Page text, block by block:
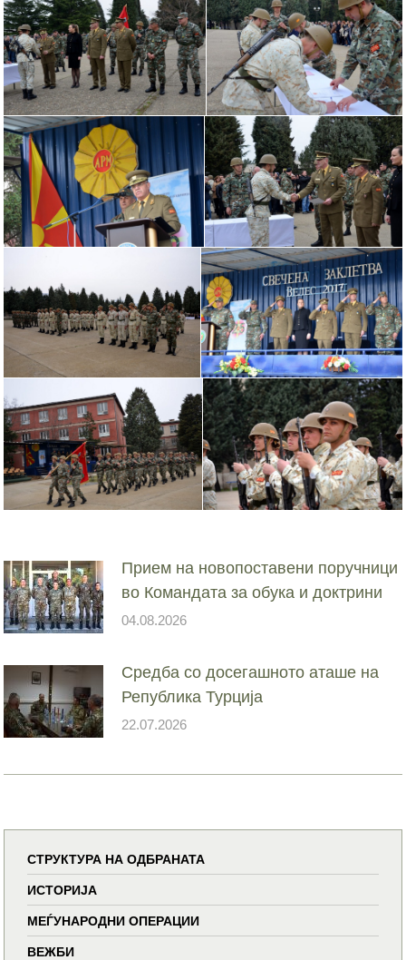
Прием на новопоставени поручници
во Командата за обука и доктрини
04.08.2026
Средба со досегашното аташе на
Република Турција
22.07.2026
СТРУКТУРА НА ОДБРАНАТА
ИСТОРИЈА
МЕЃУНАРОДНИ ОПЕРАЦИИ
ВЕЖБИ